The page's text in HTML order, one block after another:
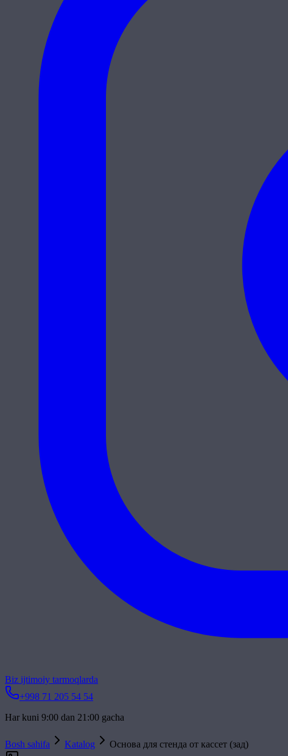
Biz ijtimoiy tarmoqlarda
+998 71 205 54 54
Har kuni 9:00 dan 21:00 gacha
Bosh sahifa Katalog
Основа для стенда от кассет (зад)